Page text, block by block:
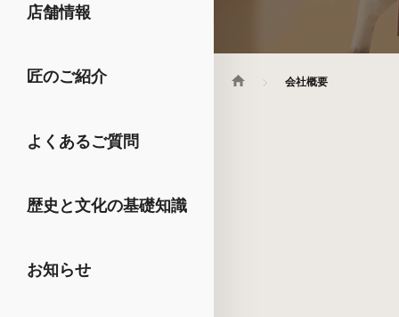
店舗情報
匠のご紹介
よくあるご質問
歴史と文化の基礎知識
お知らせ
会社概要